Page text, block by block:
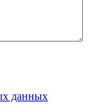
данных